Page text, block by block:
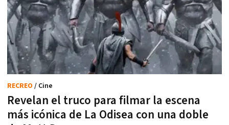
Revelan el truco para filmar la escena
más icónica de La Odisea con una doble
RECREO / Cine